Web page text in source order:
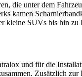
unter dem
kamen
kleine SUVs bis hin zu
und für die
Zusätzlich